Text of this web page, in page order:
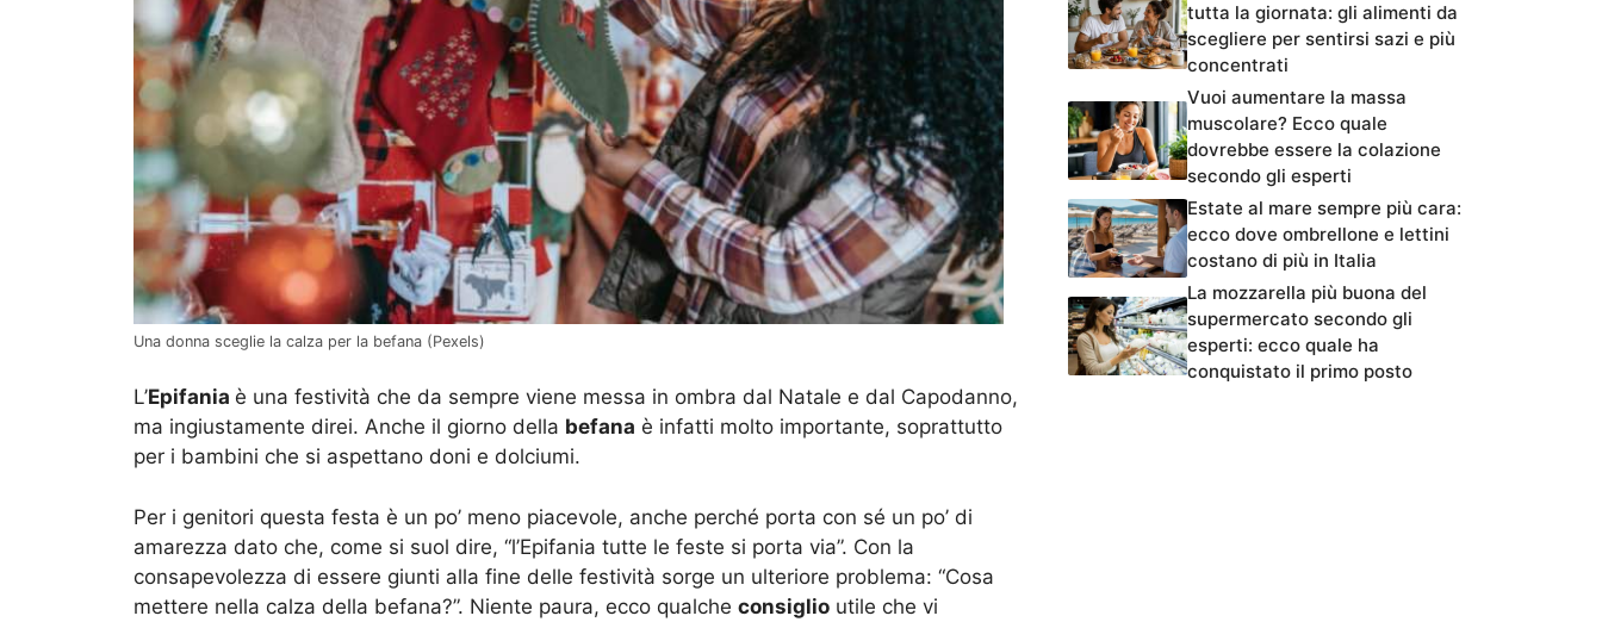
Una donna sceglie la calza per la befana (Pexels)
L’Epifania è una festività che da sempre viene messa in ombra dal Natale e dal Capodanno,
ma ingiustamente direi. Anche il giorno della befana è infatti molto importante, soprattutto
per i bambini che si aspettano doni e dolciumi.
Per i genitori questa festa è un po’ meno piacevole, anche perché porta con sé un po’ di
amarezza dato che, come si suol dire, “l’Epifania tutte le feste si porta via”. Con la
consapevolezza di essere giunti alla fine delle festività sorge un ulteriore problema: “Cosa
mettere nella calza della befana?”. Niente paura, ecco qualche consiglio utile che vi
tutta la giornata: gli alimenti da
scegliere per sentirsi sazi e più
concentrati
Vuoi aumentare la massa
muscolare? Ecco quale
dovrebbe essere la colazione
secondo gli esperti
Estate al mare sempre più cara:
ecco dove ombrellone e lettini
costano di più in Italia
La mozzarella più buona del
supermercato secondo gli
esperti: ecco quale ha
conquistato il primo posto